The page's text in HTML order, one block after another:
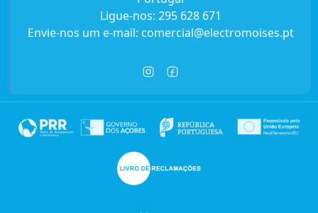
Ligue-nos: 295 628 671
Envie-nos um e-mail: comercial@electromoises.pt